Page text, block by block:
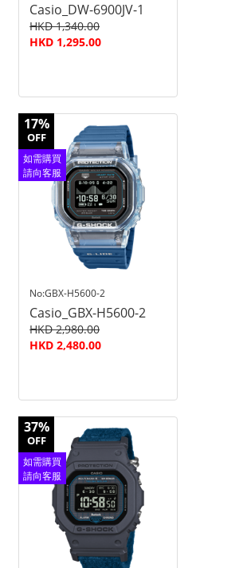
Casio_DW-6900JV-1
HKD 1,340.00
HKD 1,295.00
17%
OFF
如需購買
請向客服
查詢
No:GBX-H5600-2
Casio_GBX-H5600-2
HKD 2,980.00
HKD 2,480.00
37%
OFF
如需購買
請向客服
查詢